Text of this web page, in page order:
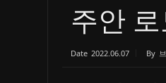
주안
Date 2022.06.07 By